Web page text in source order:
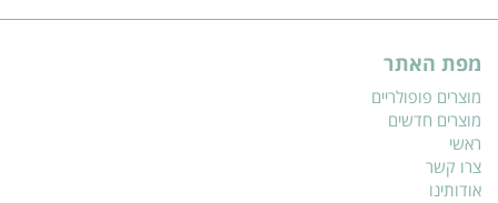
מפת האתר
מוצרים פופולריים
מוצרים חדשים
ראשי
צרו קשר
אודותינו